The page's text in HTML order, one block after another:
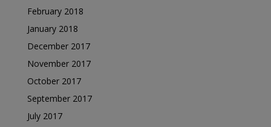
February 2018
January 2018
December 2017
November 2017
October 2017
September 2017
July 2017